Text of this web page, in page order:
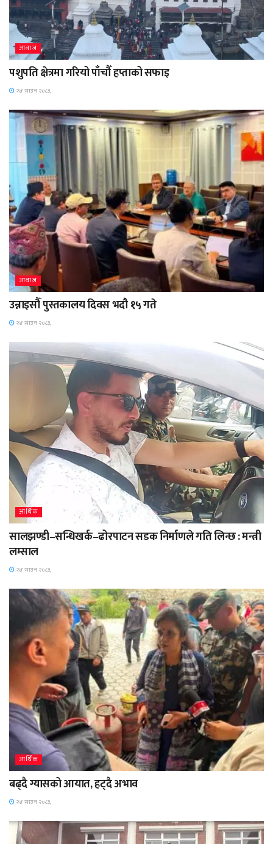
आवाज
पशुपति क्षेत्रमा गरियो पाँचौँ हप्ताको सफाइ
२४ साउन २०८३,
आवाज
उन्नाइसौँ पुस्तकालय दिवस भदौ १५ गते
२४ साउन २०८३,
आर्थिक
सालझण्डी–सन्धिखर्क–ढोरपाटन सडक निर्माणले गति लिन्छ : मन्त्री
लम्साल
२४ साउन २०८३,
आर्थिक
बढ्दै ग्यासको आयात, हट्दै अभाव
२४ साउन २०८३,